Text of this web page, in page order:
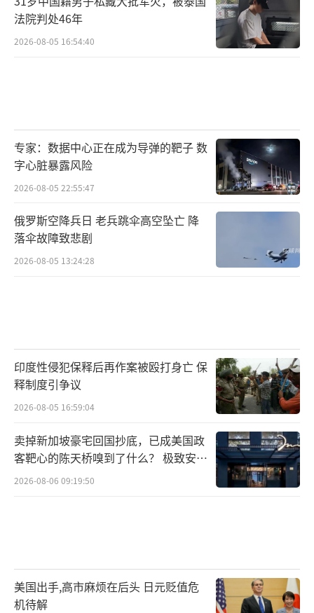
法院判处46年
2026-08-05 16:54:40
专家：数据中心正在成为导弹的靶子 数
字心脏暴露风险
2026-08-05 22:55:47
俄罗斯空降兵日 老兵跳伞高空坠亡 降
落伞故障致悲剧
2026-08-05 13:24:28
印度性侵犯保释后再作案被殴打身亡 保
释制度引争议
2026-08-05 16:59:04
卖掉新加坡豪宅回国抄底，已成美国政
客靶心的陈天桥嗅到了什么？ 极致安全
的追寻
2026-08-06 09:19:50
美国出手,高市麻烦在后头 日元贬值危
机待解